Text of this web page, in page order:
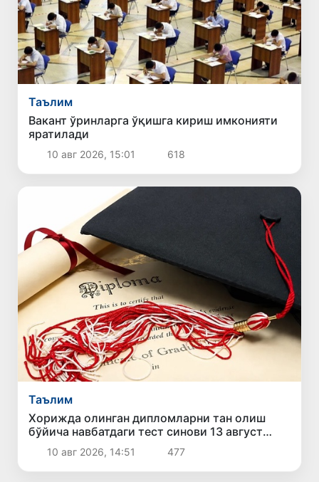
Таълим
Вакант ўринларга ўқишга кириш имконияти
яратилади
10 авг 2026, 15:01 618
Таълим
Хорижда олинган дипломларни тан олиш
бўйича навбатдаги тест синови 13 август
куни ўтказилади
10 авг 2026, 14:51 477